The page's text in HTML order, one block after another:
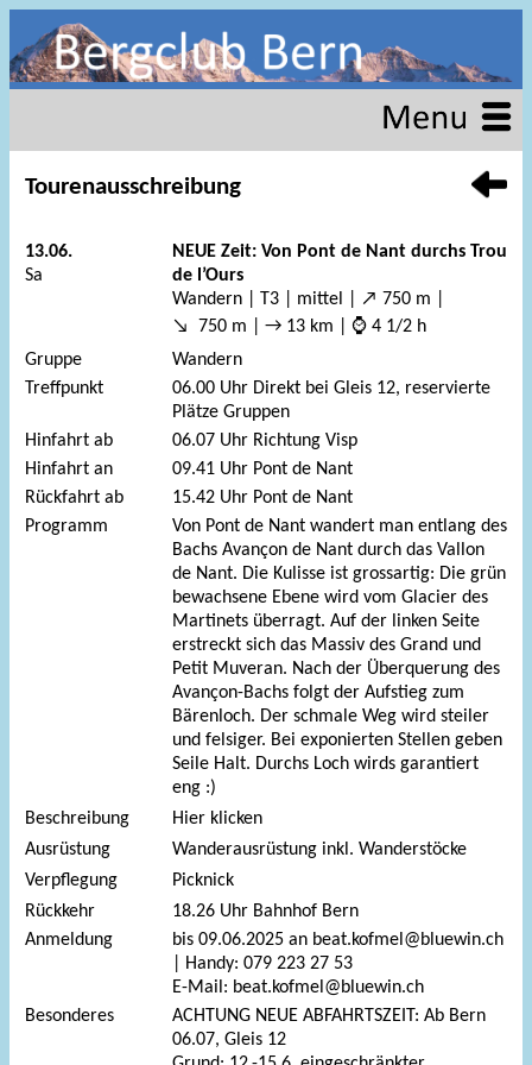
Tourenausschreibung
13.06.
Sa
NEUE Zeit: Von Pont de Nant durchs Trou
de l’Ours
Wandern | T3 | mittel | ↗ 750 m |
↘ 750 m | → 13 km | ⌚ 4 1/2 h
Gruppe
Wandern
Treffpunkt
06.00 Uhr Direkt bei Gleis 12, reservierte
Plätze Gruppen
Hinfahrt ab
06.07 Uhr Richtung Visp
Hinfahrt an
09.41 Uhr Pont de Nant
Rückfahrt ab
15.42 Uhr Pont de Nant
Programm
Von Pont de Nant wandert man entlang des
Bachs Avançon de Nant durch das Vallon
de Nant. Die Kulisse ist grossartig: Die grün
bewachsene Ebene wird vom Glacier des
Martinets überragt. Auf der linken Seite
erstreckt sich das Massiv des Grand und
Petit Muveran. Nach der Überquerung des
Avançon-Bachs folgt der Aufstieg zum
Bärenloch. Der schmale Weg wird steiler
und felsiger. Bei exponierten Stellen geben
Seile Halt. Durchs Loch wirds garantiert
eng :)
Beschreibung
Hier klicken
Ausrüstung
Wanderausrüstung inkl. Wanderstöcke
Verpflegung
Picknick
Rückkehr
18.26 Uhr Bahnhof Bern
Anmeldung
bis 09.06.2025 an beat.kofmel@bluewin.ch
| Handy: 079 223 27 53
E-Mail: beat.kofmel@bluewin.ch
Besonderes
ACHTUNG NEUE ABFAHRTSZEIT: Ab Bern
06.07, Gleis 12